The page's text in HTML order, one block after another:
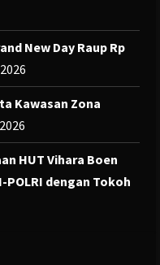
New Day Raup Rp
Kawasan Zona
HUT Vihara Boen
dengan Tokoh